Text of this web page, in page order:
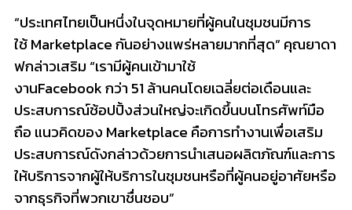
“ประเทศไทยเป็นหนึ่งในจุดหมายที่ผู้คนในชุมชนมีการ
ใช้ Marketplace กันอย่างแพร่หลายมากที่สุด” คุณยาดา
ฟกล่าวเสริม “เรามีผู้คนเข้ามาใช้
งานFacebook กว่า 51 ล้านคนโดยเฉลี่ยต่อเดือนและ
ประสบการณ์ช้อปปิ้งส่วนใหญ่จะเกิดขึ้นบนโทรศัพท์มือ
ถือ แนวคิดของ Marketplace คือการทำงานเพื่อเสริม
ประสบการณ์ดังกล่าวด้วยการนำเสนอผลิตภัณฑ์และการ
ให้บริการจากผู้ให้บริการในชุมชนหรือที่ผู้คนอยู่อาศัยหรือ
จากธุรกิจที่พวกเขาชื่นชอบ”